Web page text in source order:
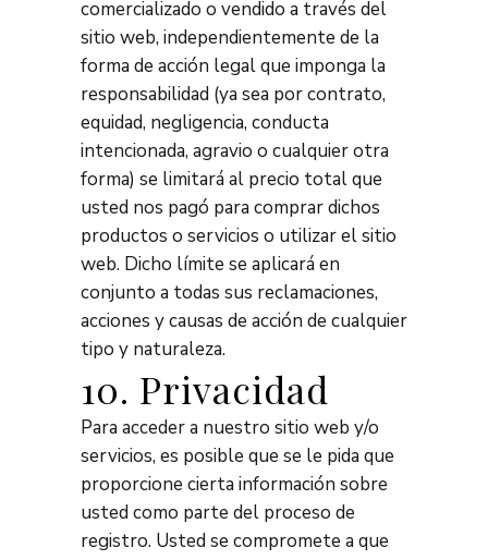
comercializado o vendido a través del
sitio web, independientemente de la
forma de acción legal que imponga la
responsabilidad (ya sea por contrato,
equidad, negligencia, conducta
intencionada, agravio o cualquier otra
forma) se limitará al precio total que
usted nos pagó para comprar dichos
productos o servicios o utilizar el sitio
web. Dicho límite se aplicará en
conjunto a todas sus reclamaciones,
acciones y causas de acción de cualquier
tipo y naturaleza.
10. Privacidad
Para acceder a nuestro sitio web y/o
servicios, es posible que se le pida que
proporcione cierta información sobre
usted como parte del proceso de
registro. Usted se compromete a que